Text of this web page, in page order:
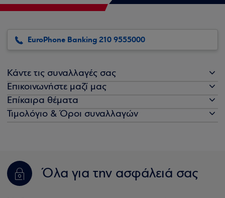
EuroPhone Banking 210 9555000
Κάντε τις συναλλαγές σας
Επικοινωνήστε μαζί μας
Επίκαιρα θέματα
Τιμολόγιο & Όροι συναλλαγών
Όλα για την ασφάλειά σας